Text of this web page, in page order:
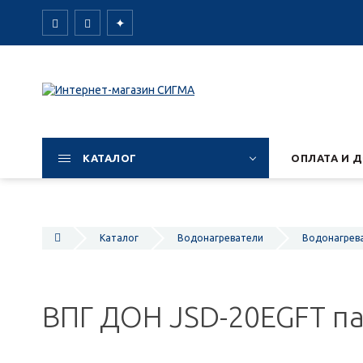
✦
КАТАЛОГ ОПЛАТА И
Каталог Водонагреватели
ВПГ ДОН JSD-20EGFT